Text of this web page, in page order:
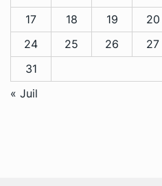
17
18 19 20
24
25 26 27
31
« Juil